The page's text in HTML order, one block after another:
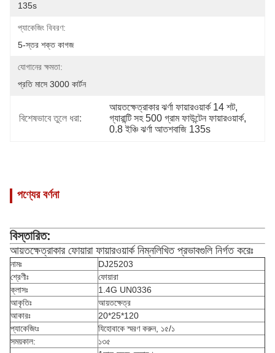
135s
প্যাকেজিং বিবরণ:
5-স্তর শক্ত কাগজ
যোগানের ক্ষমতা:
প্রতি মাসে 3000 কার্টন
বিশেষভাবে তুলে ধরা:
আয়তক্ষেত্রাকার ঝর্ণা ফায়ারওয়ার্ক 14 শট,
গ্যারান্টি সহ 500 গ্রাম ফাউন্টেন ফায়ারওয়ার্ক,
0.8 ইঞ্চি ঝর্ণা আতশবাজি 135s
পণ্যের বর্ণনা
বিস্তারিত:
আয়তক্ষেত্রাকার ফোয়ারা ফায়ারওয়ার্ক নিম্নলিখিত প্রভাবগুলি নির্গত করেঃ
নামঃ
DJ25203
শ্রেণীঃ
ফোয়ারা
ক্লাসঃ
1.4G UN0336
আকৃতিঃ
আয়তক্ষেত্র
আকারঃ
20*25*120
প্যাকেজিংঃ
যিহোবাকে স্মরণ করুন, ১৫/১
সময়কাল:
১৩৫